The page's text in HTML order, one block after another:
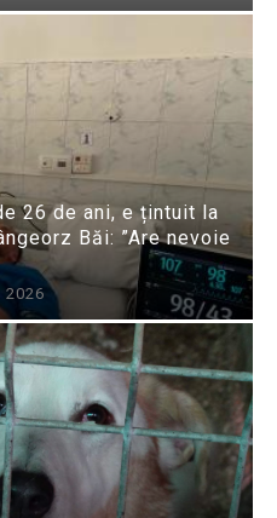
26 de ani, e țintuit la
Băi: ”Are nevoie
2026